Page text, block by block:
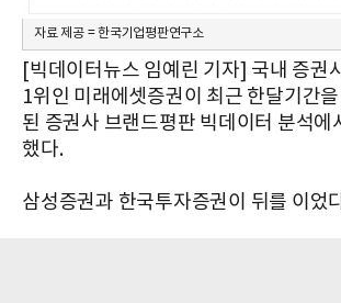
자료 제공 = 한국기업평판연구소
[빅데이터뉴스 임예린 기자] 국내 증권
1위인 미래에셋증권이 최근 한달기간을
된 증권사 브랜드평판 빅데이터 분석에
했다.
삼성증권과 한국투자증권이 뒤를 이었